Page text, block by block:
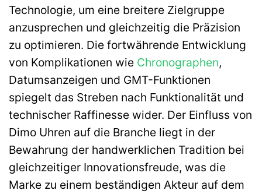
Technologie, um eine breitere Zielgruppe
anzusprechen und gleichzeitig die Präzision
zu optimieren. Die fortwährende Entwicklung
von Komplikationen wie Chronographen,
Datumsanzeigen und GMT-Funktionen
spiegelt das Streben nach Funktionalität und
technischer Raffinesse wider. Der Einfluss von
Dimo Uhren auf die Branche liegt in der
Bewahrung der handwerklichen Tradition bei
gleichzeitiger Innovationsfreude, was die
Marke zu einem beständigen Akteur auf dem